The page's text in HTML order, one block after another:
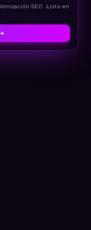
SEO. ¡Listo en